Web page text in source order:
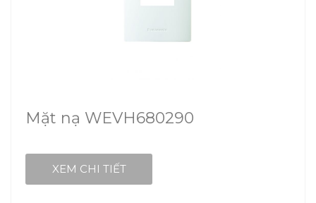
Mặt nạ WEVH680290
XEM CHI TIẾT